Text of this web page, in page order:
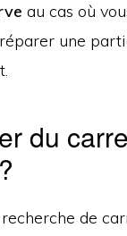
au cas où
une
du
de